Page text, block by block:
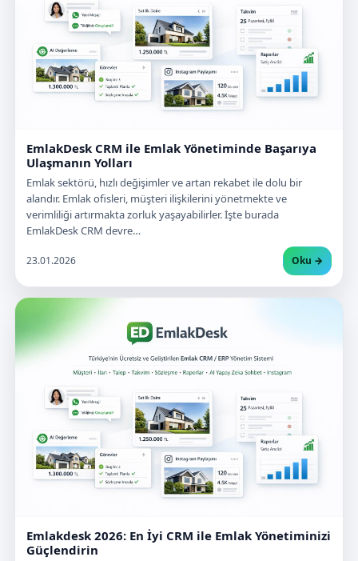
EmlakDesk CRM ile Emlak Yönetiminde Başarıya
Ulaşmanın Yolları
Emlak sektörü, hızlı değişimler ve artan rekabet ile dolu bir
alandır. Emlak ofisleri, müşteri ilişkilerini yönetmekte ve
verimliliği artırmakta zorluk yaşayabilirler. İşte burada
EmlakDesk CRM devre…
23.01.2026 Oku →
Emlakdesk 2026: En İyi CRM ile Emlak Yönetiminizi
Güçlendirin